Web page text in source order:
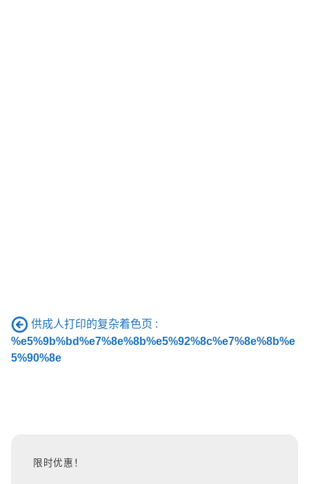
供成人打印的复杂着色页 :
%e5%9b%bd%e7%8e%8b%e5%92%8c%e7%8e%8b%e
5%90%8e
限时优惠！